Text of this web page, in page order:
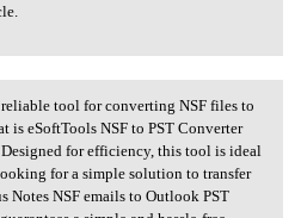
reliable tool for
tool for converting NSF files to
is eSoftTools NSF to PST Converter
for efficiency, this tool is ideal
for a simple solution to transfer
Notes NSF emails to Outlook PST